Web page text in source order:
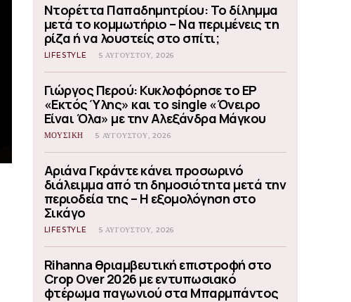
Ντορέττα Παπαδημητρίου: Το δίλημμα
μετά το κομμωτήριο – Να περιμένεις τη
ρίζα ή να λουστείς στο σπίτι;
LIFESTYLE 5 ΑΥΓΟΎΣΤΟΥ, 2026
Γιώργος Περού: Κυκλοφόρησε το EP
«Εκτός Ύλης» και το single «Όνειρο
Είναι Όλα» με την Αλεξάνδρα Μάγκου
ΜΟΥΣΙΚΗ 5 ΑΥΓΟΎΣΤΟΥ, 2026
Αριάνα Γκράντε κάνει προσωρινό
διάλειμμα από τη δημοσιότητα μετά την
περιοδεία της – Η εξομολόγηση στο
Σικάγο
LIFESTYLE 5 ΑΥΓΟΎΣΤΟΥ, 2026
Rihanna θριαμβευτική επιστροφή στο
Crop Over 2026 με εντυπωσιακό
φτέρωμα παγωνιού στα Μπαρμπάντος